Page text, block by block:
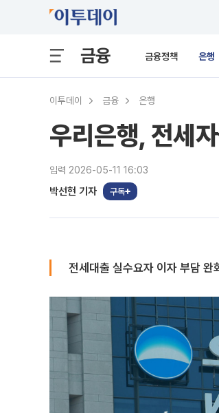
금융 금융정책 은행
이투데이 금융 은행
우리은행, 전세
입력 2026-05-11 16:03
박선현 기자 구독
전세대출 실수요자 이자 부담 완